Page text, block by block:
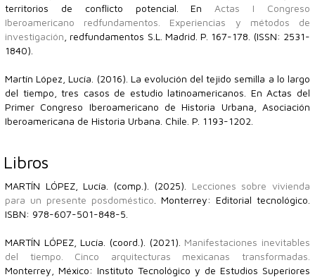
territorios de conflicto potencial. En Actas I Congreso
Iberoamericano redfundamentos. Experiencias y métodos de
investigación , redfundamentos S.L. Madrid. P. 167-178. (ISSN: 2531-
1840).
Martín López, Lucía. (2016). La evolución del tejido semilla a lo largo
del tiempo, tres casos de estudio latinoamericanos. En Actas del
Primer Congreso Iberoamericano de Historia Urbana, Asociación
Iberoamericana de Historia Urbana. Chile. P. 1193-1202.
Libros
MARTÍN LÓPEZ, Lucía. (comp.). (2025). Lecciones sobre vivienda
para un presente posdoméstico . Monterrey: Editorial tecnológico.
ISBN: 978-607-501-848-5.
MARTÍN LÓPEZ, Lucía. (coord.). (2021). Manifestaciones inevitables
del tiempo. Cinco arquitecturas mexicanas transformadas.
Monterrey, México: Instituto Tecnológico y de Estudios Superiores